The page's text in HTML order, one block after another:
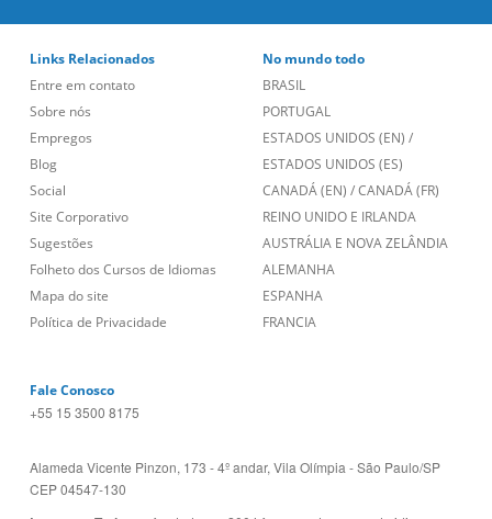
Links Relacionados
Entre em contato
Sobre nós
Empregos
Blog
Social
Site Corporativo
Sugestões
Folheto dos Cursos de Idiomas
Mapa do site
Política de Privacidade
No mundo todo
BRASIL
PORTUGAL
ESTADOS UNIDOS (EN) /
ESTADOS UNIDOS (ES)
CANADÁ (EN) /CANADÁ (FR)
REINO UNIDO E IRLANDA
AUSTRÁLIA E NOVA ZELÂNDIA
ALEMANHA
ESPANHA
FRANCIA
Fale Conosco
+55 15 3500 8175
Alameda Vicente Pinzon, 173 - 4º andar, Vila Olímpia - São Paulo/SP
CEP 04547-130